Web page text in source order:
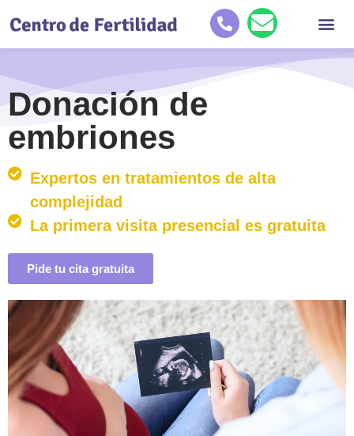
Donación de
embriones
Expertos en tratamientos de alta
complejidad
La primera visita presencial es gratuita
Pide tu cita gratuita